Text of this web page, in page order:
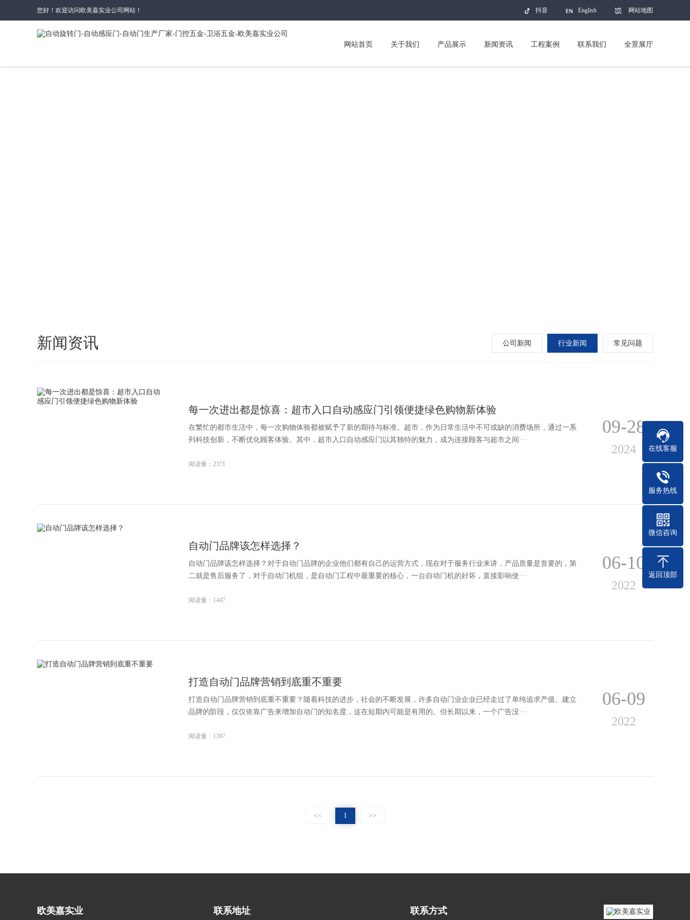
您好！欢迎访问欧美嘉实业公司网站！ 抖音 English 网站地图
网站首页 关于我们 产品展示 新闻资讯 工程案例 联系我们 全景展厅
新闻资讯 公司新闻 行业新闻 常见问题
每一次进出都是惊喜：超市入口自动感应门引领便捷绿色购物新体验
在繁忙的都市生活中，每一次购物体验都被赋予了新的期待与标准。超市，作为日常生活中不可或缺的消费场所，通过一系
列科技创新，不断优化顾客体验。其中，超市入口自动感应门以其独特的魅力，成为连接顾客与超市之间···
阅读量：2371
09-28
2024
自动门品牌该怎样选择？
自动门品牌该怎样选择？对于自动门品牌的企业他们都有自己的运营方式，现在对于服务行业来讲，产品质量是首要的，第
二就是售后服务了，对于自动门机组，是自动门工程中最重要的核心，一台自动门机的好坏，直接影响使···
阅读量：1447
06-10
2022
打造自动门品牌营销到底重不重要
打造自动门品牌营销到底重不重要？随着科技的进步，社会的不断发展，许多自动门业企业已经走过了单纯追求产值、建立
品牌的阶段，仅仅依靠广告来增加自动门的知名度，这在短期内可能是有用的。但长期以来，一个广告没···
阅读量：1397
06-09
2022
<< 1 >>
欧美嘉实业 联系地址 联系方式
在线客服
服务热线
微信咨询
返回顶部